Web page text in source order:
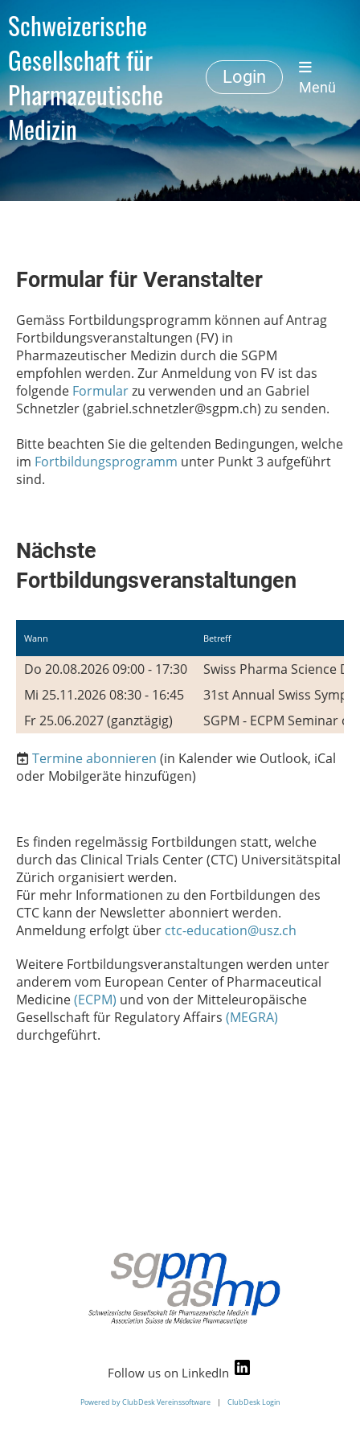
Schweizerische
Gesellschaft für
Pharmazeutische
Medizin
Login
Menü
Formular für Veranstalter
Gemäss Fortbildungsprogramm können auf Antrag
Fortbildungsveranstaltungen (FV) in
Pharmazeutischer Medizin durch die SGPM
empfohlen werden. Zur Anmeldung von FV ist das
folgende Formularzu verwenden und an Gabriel
Schnetzler (gabriel.schnetzler@sgpm.ch) zu senden.
Bitte beachten Sie die geltenden Bedingungen, welche
im Fortbildungsprogramm unter Punkt 3 aufgeführt
sind.
Nächste
Fortbildungsveranstaltungen
Wann Betreff
Do 20.08.2026 09:00 - 17:30
Swiss Pharma Science
Mi 25.11.2026 08:30 - 16:45
31st Annual Swiss
Fr 25.06.2027 (ganztägig)
SGPM - ECPM Seminar
Termine abonnieren (in Kalender wie Outlook, iCal
oder Mobilgeräte hinzufügen)
Es finden regelmässig Fortbildungen statt, welche
durch das Clinical Trials Center (CTC) Universitätspital
Zürich organisiert werden.
Für mehr Informationen zu den Fortbildungen des
CTC kann der Newsletter abonniert werden.
Anmeldung erfolgt über ctc-education@usz.ch
Weitere Fortbildungsveranstaltungen werden unter
anderem vom European Center of Pharmaceutical
Medicine(ECPM) und von der Mitteleuropäische
Gesellschaft für Regulatory Affairs (MEGRA)
durchgeführt.
Follow us on LinkedIn
Powered by ClubDesk Vereinssoftware| ClubDesk Login